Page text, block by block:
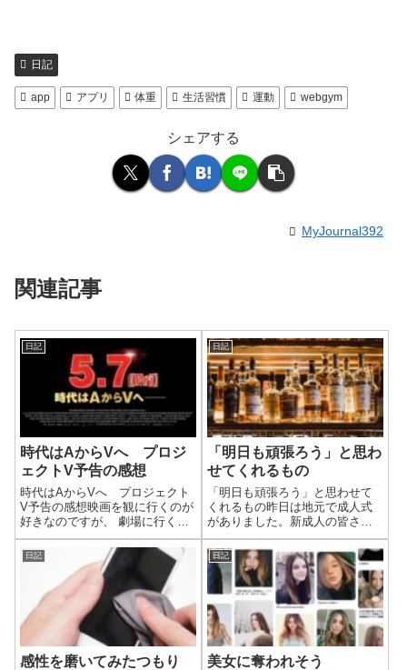
日記
app アプリ 体重 生活習慣 運動 webgym
シェアする
MyJournal392
関連記事
日記
時代はAからVへ プロジ
ェクトV予告の感想
時代はAからVへ プロジェクト
V予告の感想映画を観に行くのが
好きなのですが、 劇場に行く回
数が減りました。コロナの影響
で、観たい作品の公開が延期さ
れています。なんとなく映
画.comを見ていたら、気になる
作品がありました。プロジェク
トAとの関...
日記
「明日も頑張ろう」と思わ
せてくれるもの
「明日も頑張ろう」と思わせて
くれるもの昨日は地元で成人式
がありました。新成人の皆さん
おめでとうございます！なぜ3
月？と思われる方もいると思う
のですが、1月の予定だったのが
大雪の影響で延期になったんで
す。毎年成人式の時期に思うの
が、お酒を飲ま...
日記
感性を磨いてみたつもり
日記
美女に奪われそう